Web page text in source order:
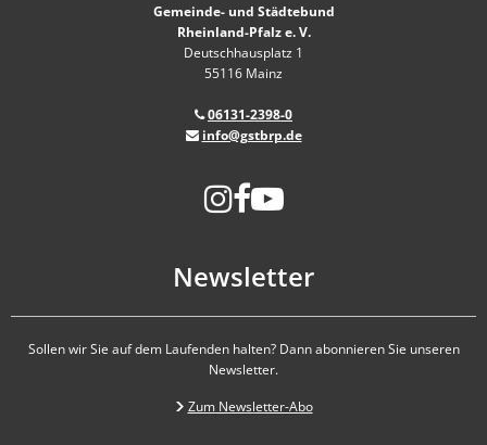
Gemeinde- und Städtebund
Rheinland-Pfalz e. V.
Deutschhausplatz 1
55116 Mainz
06131-2398-0
info@gstbrp.de
Newsletter
Sollen wir Sie auf dem Laufenden halten? Dann abonnieren Sie unseren
Newsletter.
Zum Newsletter-Abo